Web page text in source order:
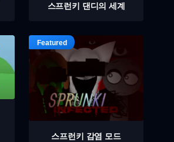
스프런키 댄디의 세계
스프런키 감염 모드